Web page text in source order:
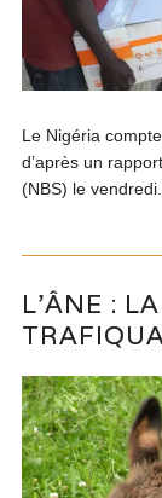
Le Nigéria
d’après un
(NBS) le
L’ÂNE :